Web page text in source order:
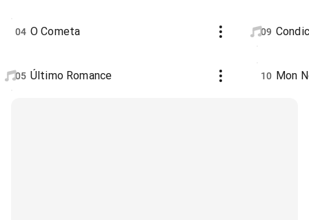
04 O Cometa
05 Último Romance
09
10 Mon